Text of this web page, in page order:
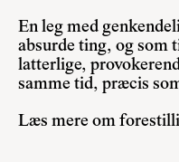
En leg med
absurde ting, og som
latterlige,
samme tid, præcis
Læs mere om